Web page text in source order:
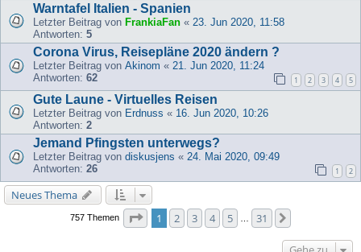
Warntafel Italien - Spanien
Letzter Beitrag von FrankiaFan « 23. Jun 2020, 11:58
Antworten: 5
Corona Virus, Reisepläne 2020 ändern ?
Letzter Beitrag von Akinom « 21. Jun 2020, 11:24
Antworten: 62 1 2 3 4 5
Gute Laune - Virtuelles Reisen
Letzter Beitrag von Erdnuss « 16. Jun 2020, 10:26
Antworten: 2
Jemand Pfingsten unterwegs?
Letzter Beitrag von diskusjens « 24. Mai 2020, 09:49
Antworten: 26 1 2
Neues Thema
757 Themen Seite von
1 2 3 4 5 31